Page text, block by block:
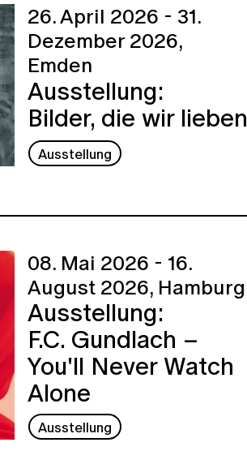
26. April 2026 - 31.
Dezember 2026,
Emden
Ausstellung:
Bilder, die wir lieben
Ausstellung
08. Mai 2026 - 16.
August 2026, Hamburg
Ausstellung:
F.C. Gundlach –
You'll Never Watch
Alone
Ausstellung